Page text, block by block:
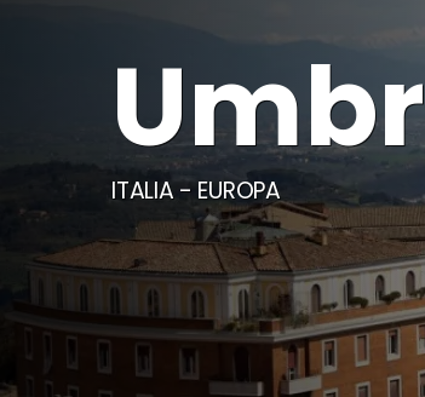
ITALIA - EUROPA